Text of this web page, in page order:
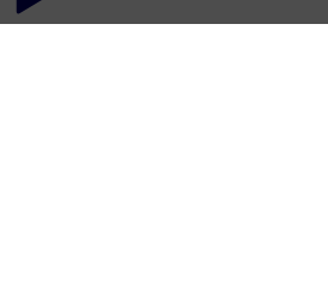
Commentaires